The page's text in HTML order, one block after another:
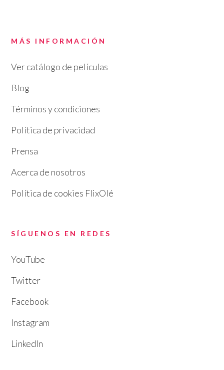
MÁS INFORMACIÓN
Ver catálogo de películas
Blog
Términos y condiciones
Política de privacidad
Prensa
Acerca de nosotros
Política de cookies FlixOlé
SÍGUENOS EN REDES
YouTube
Twitter
Facebook
Instagram
LinkedIn